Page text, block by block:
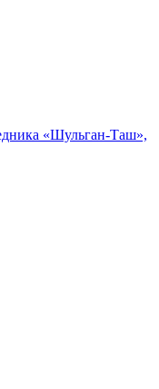
«Шульган-Таш»,